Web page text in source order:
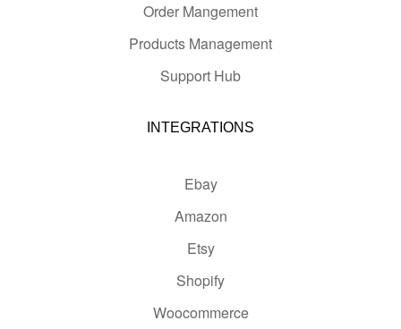
Order Mangement
Products Management
Support Hub
INTEGRATIONS
Ebay
Amazon
Etsy
Shopify
Woocommerce